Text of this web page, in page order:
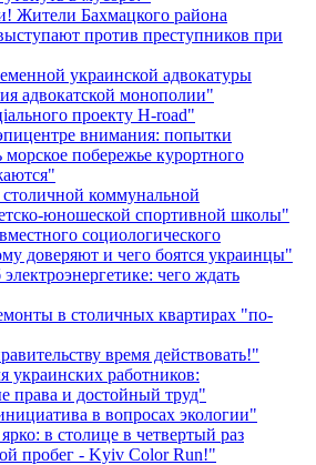
Жители Бахмацкого района
против преступников при
украинской адвокатуры
адвокатской монополии"
проекту H-road"
внимания: попытки
морское побережье курортного
коммунальной
юношеской спортивной школы"
социологического
доверяют и чего боятся украинцы"
чего ждать
в столичных квартирах "по-
время действовать!"
украинских работников:
права и достойный труд"
в вопросах экологии"
в столице в четвертый раз
пробег - Kyiv Color Run!"